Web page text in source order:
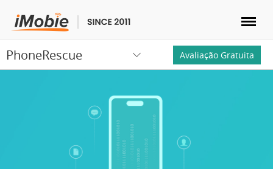
Desbloquear & Recuperar
PhoneRescue Avaliação Gratuita